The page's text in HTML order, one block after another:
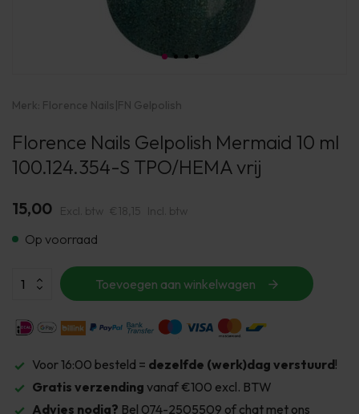
Merk: Florence Nails|FN Gelpolish
Florence Nails Gelpolish Mermaid 10 ml
100.124.354-S TPO/HEMA vrij
15,00 Excl. btw €18,15 Incl. btw
Op voorraad
Toevoegen aan winkelwagen
Voor 16:00 besteld = dezelfde (werk)dag verstuurd!
Gratis verzending vanaf €100 excl. BTW
Advies nodig? Bel 074-2505509 of chat met ons